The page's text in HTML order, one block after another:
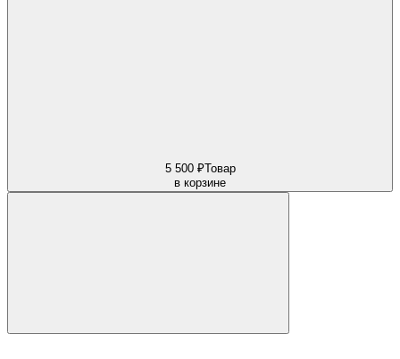
5 500 ₽Товар
в корзине